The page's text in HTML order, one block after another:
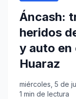
Áncash:
heridos
y auto en
Huaraz
miércoles, 5 de
1 min de lectura